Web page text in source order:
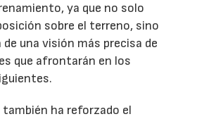
ya que no solo
sobre el terreno, sino
de una visión más precisa de
que afrontarán en los
ha reforzado el